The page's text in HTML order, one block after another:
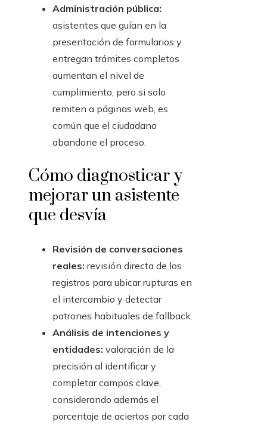
Administración pública:
asistentes que guían en la
presentación de formularios y
entregan trámites completos
aumentan el nivel de
cumplimiento, pero si solo
remiten a páginas web, es
común que el ciudadano
abandone el proceso.
Cómo diagnosticar y
mejorar un asistente
que desvía
Revisión de conversaciones
reales: revisión directa de los
registros para ubicar rupturas en
el intercambio y detectar
patrones habituales de fallback.
Análisis de intenciones y
entidades: valoración de la
precisión al identificar y
completar campos clave,
considerando además el
porcentaje de aciertos por cada